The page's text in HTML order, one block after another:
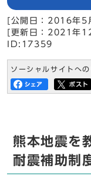
[公開日：2016年5
[更新日：2021年
ID:17359
ソーシャルサイトへ
熊本地震を
耐震補助制